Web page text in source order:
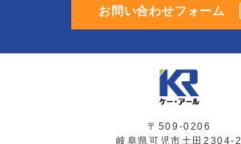
お問い合わせフォーム
〒509-0206
岐阜県可児市土田2304-2